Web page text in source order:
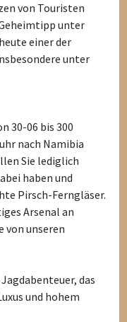
von Touristen
unter
einer der
unter
30-06 bis 300
nach Namibia
Sie lediglich
haben und
Pirsch-Ferngläser.
Arsenal an
von unseren
das
und hohem